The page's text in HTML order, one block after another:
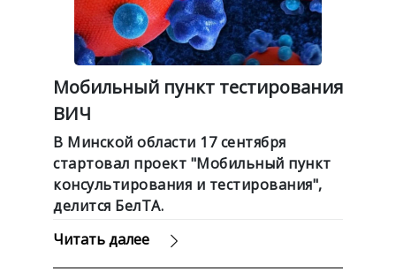
Мобильный пункт тестирования
ВИЧ
В Минской области 17 сентября
стартовал проект "Мобильный пункт
консультирования и тестирования",
делится БелТА.
Читать далее